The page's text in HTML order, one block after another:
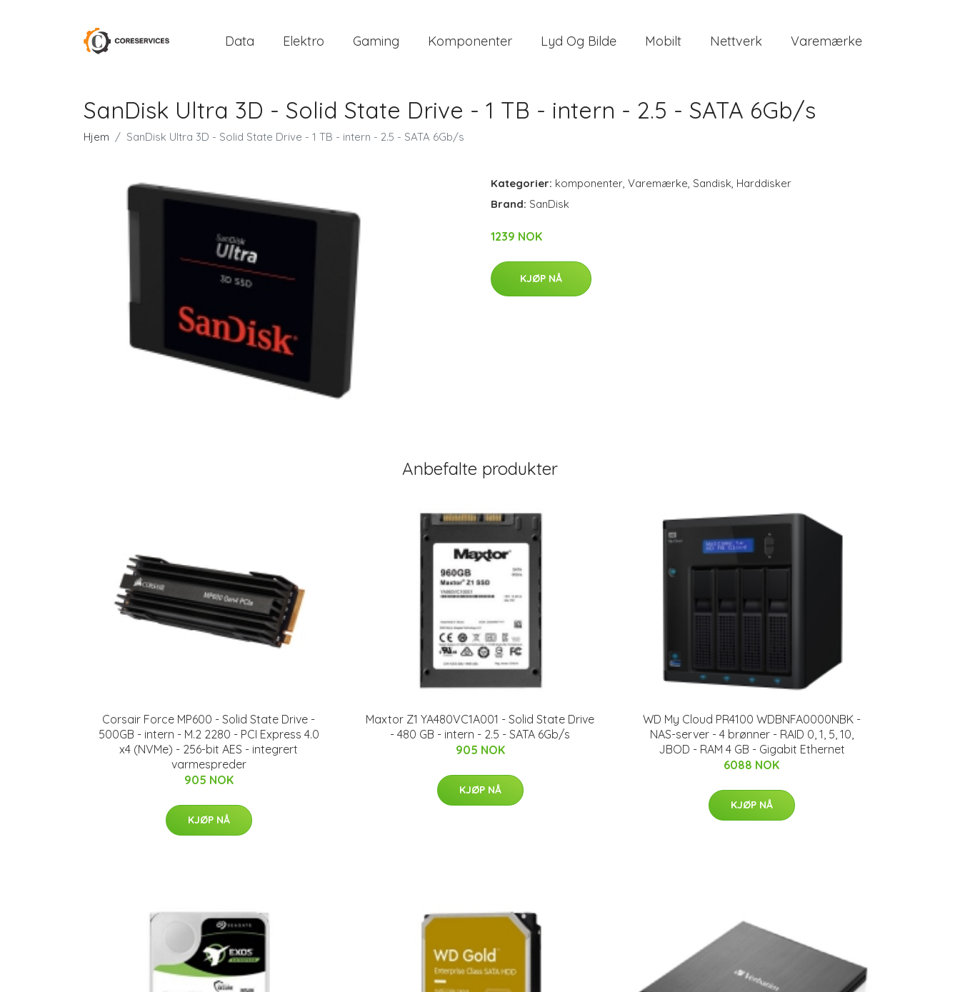
Data Elektro Gaming Komponenter Lyd Og Bilde Mobilt Nettverk Varemærke
SanDisk Ultra 3D - Solid State Drive - 1 TB - intern - 2.5 - SATA 6Gb/s
Hjem SanDisk Ultra 3D - Solid State Drive - 1 TB - intern - 2.5 - SATA 6Gb/s
Kategorier: komponenter, Varemærke, Sandisk, Harddisker
Brand: SanDisk
1239 NOK
KJØP NÅ
Anbefalte produkter
Corsair Force MP600 - Solid State Drive -
500GB - intern - M.2 2280 - PCI Express 4.0
x4 (NVMe) - 256-bit AES - integrert
varmespreder
905 NOK
KJØP NÅ
Maxtor Z1 YA480VC1A001 - Solid State Drive
- 480 GB - intern - 2.5 - SATA 6Gb/s
905 NOK
KJØP NÅ
WD My Cloud PR4100 WDBNFA0000NBK -
NAS-server - 4 brønner - RAID 0, 1, 5, 10,
JBOD - RAM 4 GB - Gigabit Ethernet
6088 NOK
KJØP NÅ